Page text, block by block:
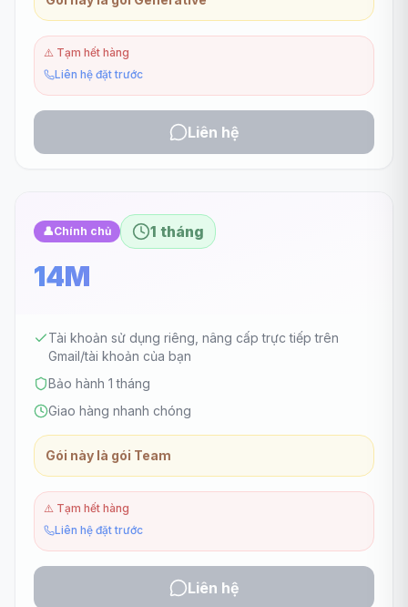
⚠️ Tạm hết hàng
Liên hệ đặt trước
Liên hệ
👤Chính chủ 1 tháng
14M
Tài khoản sử dụng riêng, nâng cấp trực tiếp trên
Gmail/tài khoản của bạn
Bảo hành 1 tháng
Giao hàng nhanh chóng
Gói này là gói Team
⚠️ Tạm hết hàng
Liên hệ đặt trước
Liên hệ